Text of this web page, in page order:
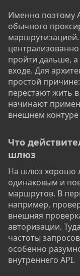
Именно поэтому
обычного
пройти дальше,
входе. Для
простой
перестают жить в
начинают
внешнем контуре
Что
шлюз​
На шлюз хорошо
одинаковым и
маршрутов. В
например,
внешняя
авторизации.
частоты
особенно
внутреннего API.